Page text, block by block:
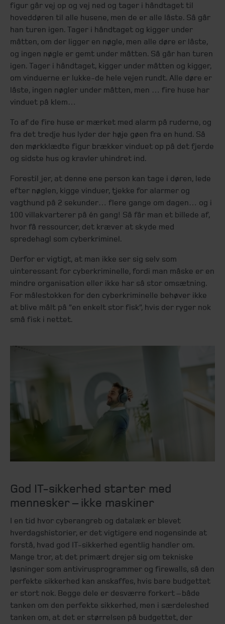
figur går vej op og vej ned og tager i håndtaget til
hoveddøren til alle husene, men de er alle låste. Så går
han turen igen. Tager i håndtaget og kigger under
måtten, om der ligger en nøgle, men alle døre er låste,
og ingen nøgle er gemt under måtten. Så går han turen
igen. Tager i håndtaget, kigger under måtten og kigger,
om vinduerne er lukke-de hele vejen rundt. Alle døre er
låste, ingen nøgler under måtten, men … fire huse har
vinduet på klem…
To af de fire huse er mærket med alarm på ruderne, og
fra det tredje hus lyder der høje gøen fra en hund. Så
den mørkklædte figur brækker vinduet op på det fjerde
og sidste hus og kravler uhindret ind.
Forestil jer, at denne ene person kan tage i døren, lede
efter nøglen, kigge vinduer, tjekke for alarmer og
vagthund på 2 sekunder… flere gange om dagen… og i
100 villakvarterer på én gang! Så får man et billede af,
hvor få ressourcer, det kræver at skyde med
spredehagl som cyberkriminel.
Derfor er vigtigt, at man ikke ser sig selv som
uinteressant for cyberkriminelle, fordi man måske er en
mindre organisation eller ikke har så stor omsætning.
For målestokken for den cyberkriminelle behøver ikke
at blive målt på ”en enkelt stor fisk”, hvis der ryger nok
små fisk i nettet.
God IT-sikkerhed starter med
mennesker – ikke maskiner
I en tid hvor cyberangreb og datalæk er blevet
hverdagshistorier, er det vigtigere end nogensinde at
forstå, hvad god IT-sikkerhed egentlig handler om.
Mange tror, at det primært drejer sig om tekniske
løsninger som antivirusprogrammer og firewalls, så den
perfekte sikkerhed kan anskaffes, hvis bare budgettet
er stort nok. Begge dele er desværre forkert – både
tanken om den perfekte sikkerhed, men i særdeleshed
tanken om, at det er størrelsen på budgettet, der